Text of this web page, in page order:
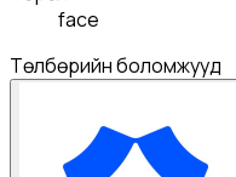
face
Төлбөрийн боломжууд